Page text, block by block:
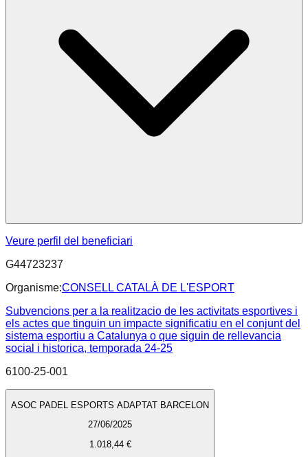
Veure perfil del beneficiari
G44723237
Organisme:CONSELL CATALÀ DE L'ESPORT
Subvencions per a la realitzacio de les activitats esportives i
els actes que tinguin un impacte significatiu en el conjunt del
sistema esportiu a Catalunya o que siguin de rellevancia
social i historica, temporada 24-25
6100-25-001
ASOC PADEL ESPORTS ADAPTAT BARCELON
27/06/2025
1.018,44 €